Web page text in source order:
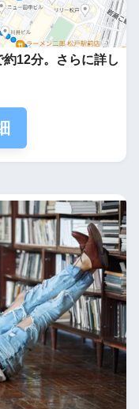
12分。さらに詳し